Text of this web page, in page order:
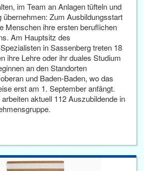
im Team an Anlagen tüfteln und
übernehmen: Zum Ausbildungsstart
Menschen ihre ersten beruflichen
Am Hauptsitz des
in Sassenberg treten 18
ihre Lehre oder ihr duales Studium
an den Standorten
und Baden-Baden, wo das
erst am 1. September anfängt.
aktuell 112 Auszubildende in